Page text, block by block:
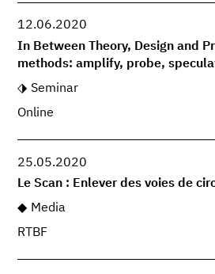
12.06.2020
In Between Theory, Design and
methods: amplify, probe,
Seminar
Online
25.05.2020
Le Scan : Enlever des voies de
Media
RTBF